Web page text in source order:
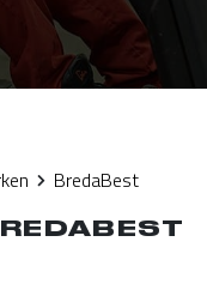
BredaBest